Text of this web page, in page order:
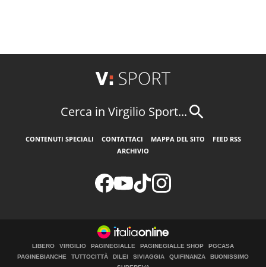
Cerca in Virgilio Sport...
CONTENUTI SPECIALI CONTATTACI MAPPA DEL SITO
FEED RSS
ARCHIVIO
LIBERO VIRGILIO PAGINEGIALLE PAGINEGIALLE SHOP
PGCASA
PAGINEBIANCHE
TUTTOCITTÀ DILEI SIVIAGGIA QUIFINANZA
BUONISSIMO